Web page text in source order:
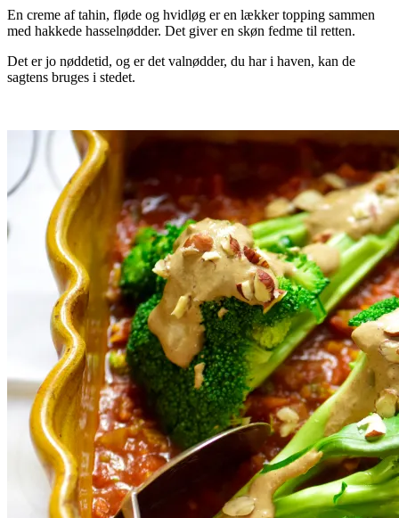
En creme af tahin, fløde og hvidløg er en lækker topping sammen
med hakkede hasselnødder. Det giver en skøn fedme til retten.
Det er jo nøddetid, og er det valnødder, du har i haven, kan de
sagtens bruges i stedet.